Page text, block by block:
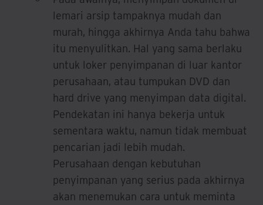
lemari arsip tampaknya mudah dan
murah, hingga akhirnya Anda tahu bahwa
itu menyulitkan. Hal yang sama berlaku
untuk loker penyimpanan di luar kantor
perusahaan, atau tumpukan DVD dan
hard drive yang menyimpan data digital.
Pendekatan ini hanya bekerja untuk
sementara waktu, namun tidak membuat
pencarian jadi lebih mudah.
Perusahaan dengan kebutuhan
penyimpanan yang serius pada akhirnya
akan menemukan cara untuk meminta